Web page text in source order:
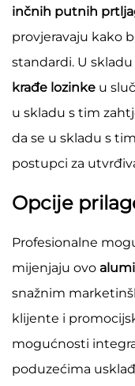
inčnih putnih
provjeravaju kako
standardi. U
krađe lozinke u
u skladu s tim
da se u skladu s
postupci za
Opcije
Profesionalne
mijenjaju ovo
snažnim
klijente i
mogućnosti
poduzećima